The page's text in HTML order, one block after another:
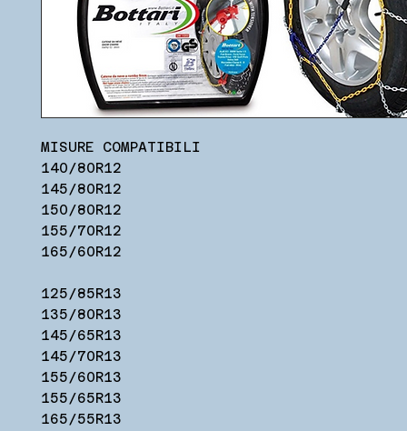
MISURE COMPATIBILI
140/80R12
145/80R12
150/80R12
155/70R12
165/60R12
125/85R13
135/80R13
145/65R13
145/70R13
155/60R13
155/65R13
165/55R13